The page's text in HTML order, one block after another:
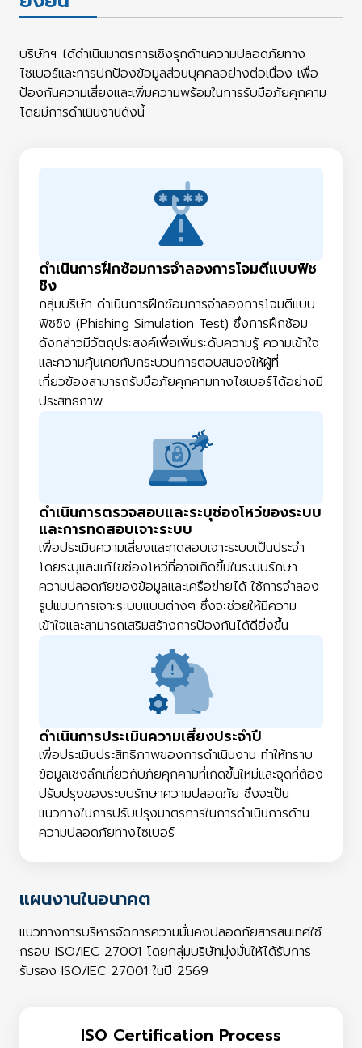
บริษัทฯ ได้ดำเนินมาตรการเชิงรุกด้านความปลอดภัยทาง
ไซเบอร์และการปกป้องข้อมูลส่วนบุคคลอย่างต่อเนื่อง เพื่อ
ป้องกันความเสี่ยงและเพิ่มความพร้อมในการรับมือภัยคุกคาม
โดยมีการดำเนินงานดังนี้
ดําเนินการฝึกซ้อมการจำลองการโจมตีแบบฟิช
ชิง
กลุ่มบริษัท ดําเนินการฝึกซ้อมการจำลองการโจมตีแบบ
ฟิชชิง (Phishing Simulation Test) ซึ่งการฝึกซ้อม
ดังกล่าวมีวัตถุประสงค์เพื่อเพิ่มระดับความรู้ ความเข้าใจ
และความคุ้นเคยกับกระบวนการตอบสนองให้ผู้ที่
เกี่ยวข้องสามารถรับมือภัยคุกคามทางไซเบอร์ได้อย่างมี
ประสิทธิภาพ
ดำเนินการตรวจสอบและระบุช่องโหว่ของระบบ
และการทดสอบเจาะระบบ
เพื่อประเมินความเสี่ยงและทดสอบเจาะระบบเป็นประจำ
โดยระบุและแก้ไขช่องโหว่ที่อาจเกิดขึ้นในระบบรักษา
ความปลอดภัยของข้อมูลและเครือข่ายได้ ใช้การจำลอง
รูปแบบการเจาะระบบแบบต่างๆ ซึ่งจะช่วยให้มีความ
เข้าใจและสามารถเสริมสร้างการป้องกันได้ดียิ่งขึ้น
ดําเนินการประเมินความเสี่ยงประจําปี
เพื่อประเมินประสิทธิภาพของการดำเนินงาน ทำให้ทราบ
ข้อมูลเชิงลึกเกี่ยวกับภัยคุกคามที่เกิดขึ้นใหม่และจุดที่ต้อง
ปรับปรุงของระบบรักษาความปลอดภัย ซึ่งจะเป็น
แนวทางในการปรับปรุงมาตรการในการดำเนินการด้าน
ความปลอดภัยทางไซเบอร์
แผนงานในอนาคต
แนวทางการบริหารจัดการความมั่นคงปลอดภัยสารสนเทศใช้
กรอบ ISO/IEC 27001 โดยกลุ่มบริษัทมุ่งมั่นให้ได้รับการ
รับรอง ISO/IEC 27001 ในปี 2569
ISO Certification Process